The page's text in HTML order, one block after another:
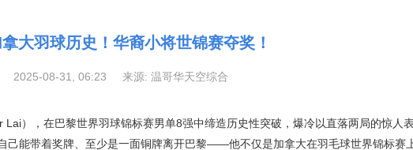
大羽球历史！华裔小将世锦赛夺奖！
2025-08-31, 06:23 来源: 温哥华天空综合
Lai），在巴黎世界羽球锦标赛男单8强中缔造历史性突破，爆冷以直落两局的惊人
己能带着奖牌、至少是一面铜牌离开巴黎——他不仅是加拿大在羽毛球世界锦标赛